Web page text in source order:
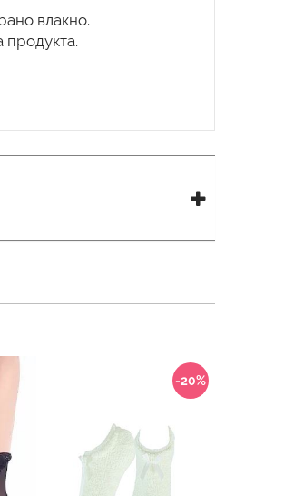
влакно.
продукта.
-20%